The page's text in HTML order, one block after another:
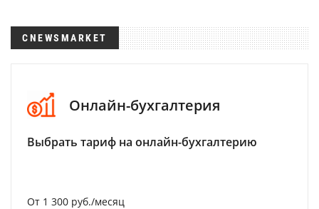
CNEWSMARKET
Онлайн-бухгалтерия
Выбрать тариф на онлайн-бухгалтерию
От 1 300 руб./месяц